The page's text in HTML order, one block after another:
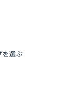
を選ぶ